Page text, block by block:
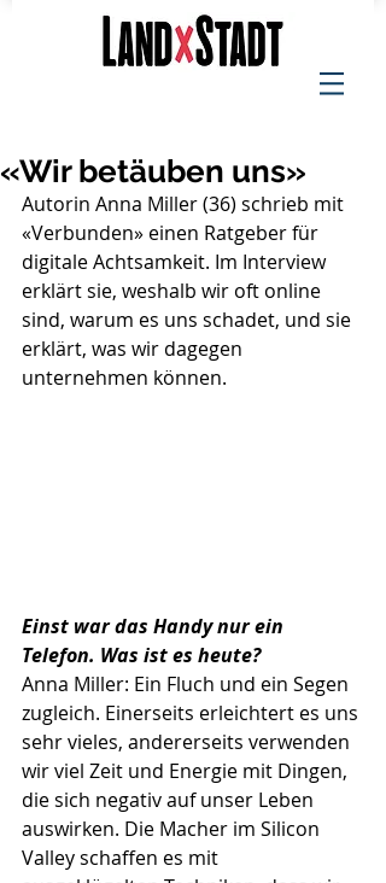
«Wir betäuben uns»
Autorin Anna Miller (36) schrieb mit
«Verbunden» einen Ratgeber für
digitale Achtsamkeit. Im Interview
erklärt sie, weshalb wir oft online
sind, warum es uns schadet, und sie
erklärt, was wir dagegen
unternehmen können.
Einst war das Handy nur ein
Telefon. Was ist es heute?
Anna Miller: Ein Fluch und ein Segen
zugleich. Einerseits erleichtert es uns
sehr vieles, andererseits verwenden
wir viel Zeit und Energie mit Dingen,
die sich negativ auf unser Leben
auswirken. Die Macher im Silicon
Valley schaffen es mit